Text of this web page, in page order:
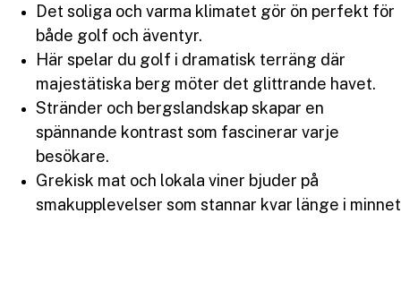
Det soliga och varma klimatet gör ön perfekt för
både golf och äventyr.
Här spelar du golf i dramatisk terräng där
majestätiska berg möter det glittrande havet.
Stränder och bergslandskap skapar en
spännande kontrast som fascinerar varje
besökare.
Grekisk mat och lokala viner bjuder på
smakupplevelser som stannar kvar länge i